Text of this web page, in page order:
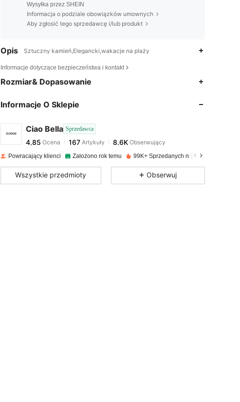
Wysyłka przez SHEIN
Informacja o podziale obowiązków umownych
Aby zgłosić tego sprzedawcę i/lub produkt
Opis Sztuczny kamień,Elegancki,wakacje na plaży
Informacje dotyczące bezpieczeństwa i kontakt
Rozmiar& Dopasowanie
Informacje O Sklepie
Ciao Bella Sprzedawca
4,85 167
4,85 167Artykuły
d***a zapłacono1 dzień temu
Powracający klienci Założono rok temu 99K+ Sprzedanych niedawno
Wszystkie przedmioty Obserwuj